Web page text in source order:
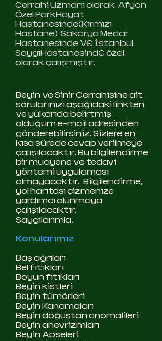
Cerrahi Uzmanı olarak Afyon
Özel ParkHayat
Hastanesinde(Kırmızı
Hastane) Sakarya Medar
Hastanesinde VE İstanbul
SaygıHastanesindE özel
olarak çalışmıştır.
Beyin ve Sinir Cerrahisine ait
sorularınızı aşağıdaki linkten
ve yukarıda belirtmiş
olduğum e-mail adresinden
gönderebilirsiniz. Sizlere en
kısa sürede cevap verilmeye
çalışılacaktır. Bu bilgilendirme
bir muayene ve tedavi
yöntemi uygulaması
olmayacaktır. Bilgilendirme,
yol haritası çizmenize
yardımcı olunmaya
çalışılacaktır.
Saygılarımla.
Konularımız
Baş ağrıları
Bel fıtıkları
Boyun fıtıkları
Beyin kistleri
Beyin tümörleri
Beyin Kanamaları
Beyin doğuştan anomalileri
Beyin anevrizmları
Beyin Apseleri